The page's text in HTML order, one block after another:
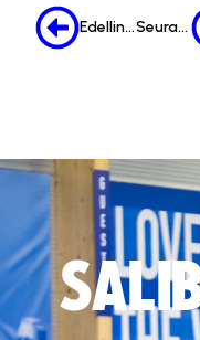
Edellinen Seuraava